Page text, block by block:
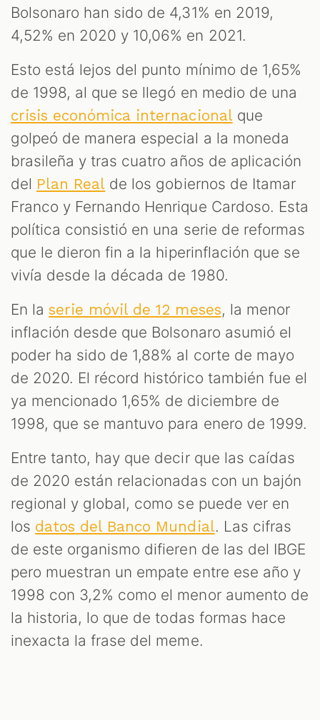
Bolsonaro han sido de 4,31% en 2019,
4,52% en 2020 y 10,06% en 2021.
Esto está lejos del punto mínimo de 1,65%
de 1998, al que se llegó en medio de una
crisis económica internacionalque
golpeó de manera especial a la moneda
brasileña y tras cuatro años de aplicación
del Plan Real de los gobiernos de Itamar
Franco y Fernando Henrique Cardoso. Esta
política consistió en una serie de reformas
que le dieron fin a la hiperinflación que se
vivía desde la década de 1980.
En laserie móvil de 12 meses, la menor
inflación desde que Bolsonaro asumió el
poder ha sido de 1,88% al corte de mayo
de 2020. El récord histórico también fue el
ya mencionado 1,65% de diciembre de
1998, que se mantuvo para enero de 1999.
Entre tanto, hay que decir que las caídas
de 2020 están relacionadas con un bajón
regional y global, como se puede ver en
los datos del Banco Mundial. Las cifras
de este organismo difieren de las del IBGE
pero muestran un empate entre ese año y
1998 con 3,2% como el menor aumento de
la historia, lo que de todas formas hace
inexacta la frase del meme.